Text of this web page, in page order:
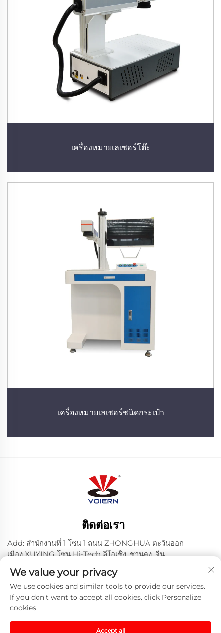
เครื่องหมายเลเซอร์โต๊ะ
เครื่องหมายเลเซอร์ชนิดกระเป๋า
ติดต่อเรา
Add: สํานักงานที่ 1 โซน 1 ถนน ZHONGHUA ตะวันออก
เมือง XUYING โซน Hi-Tech ลีโอเชิง, ชานดง, จีน
โทร:+86-635 8512218
อีเมล: [email protected]
ลิขสิทธิ์ © 2024 Liaocheng Voiern Laser Technology Co.,
นโยบายความเป็นส่วนตัว
We value your privacy
We use cookies and similar tools to provide our services.
If you don't want to accept all cookies, click Personalize
cookies.
Accept all